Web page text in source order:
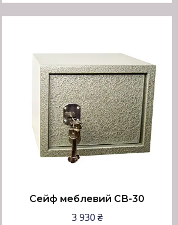
Сейф меблевий СВ-30
3 930 ₴